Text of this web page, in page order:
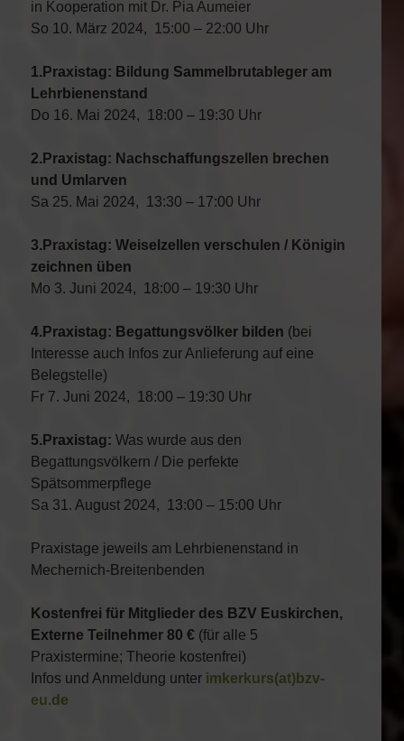
in Kooperation mit Dr. Pia Aumeier
So 10. März 2024, 15:00 – 22:00 Uhr
1.Praxistag: Bildung Sammelbrutableger am
Lehrbienenstand
Do 16. Mai 2024, 18:00 – 19:30 Uhr
2.Praxistag: Nachschaffungszellen brechen
und Umlarven
Sa 25. Mai 2024, 13:30 – 17:00 Uhr
3.Praxistag: Weiselzellen verschulen / Königin
zeichnen üben
Mo 3. Juni 2024, 18:00 – 19:30 Uhr
4.Praxistag: Begattungsvölker bilden (bei
Interesse auch Infos zur Anlieferung auf eine
Belegstelle)
Fr 7. Juni 2024, 18:00 – 19:30 Uhr
5.Praxistag: Was wurde aus den
Begattungsvölkern / Die perfekte
Spätsommerpflege
Sa 31. August 2024, 13:00 – 15:00 Uhr
Praxistage jeweils am Lehrbienenstand in
Mechernich-Breitenbenden
Kostenfrei für Mitglieder des BZV Euskirchen,
Externe Teilnehmer 80 € (für alle 5
Praxistermine; Theorie kostenfrei)
Infos und Anmeldung unter imkerkurs(at)bzv-
eu.de